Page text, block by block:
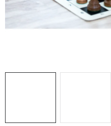
SCHACH GESCHENKE
KONTAKT